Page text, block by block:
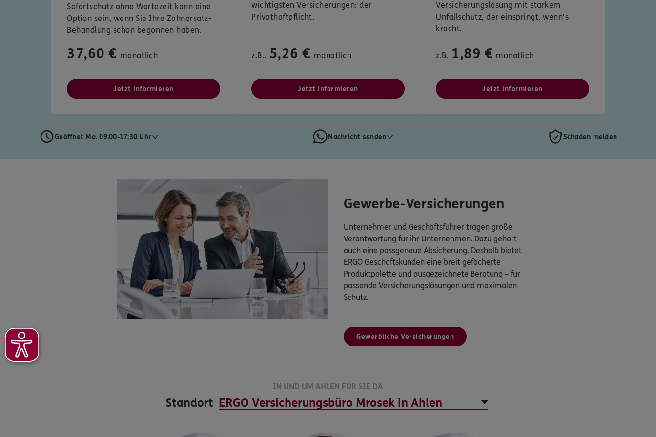
Sofortschutz ohne Wartezeit kann eine
Option sein, wenn Sie Ihre Zahnersatz-
Behandlung schon begonnen haben.
37,60 € monatlich
Jetzt informieren
wichtigsten Versicherungen: der
Privathaftpflicht.
z.B.. 5,26 € monatlich
Jetzt informieren
Versicherungslösung mit starkem
Unfallschutz, der einspringt, wenn's
kracht.
z.B. 1,89 € monatlich
Jetzt informieren
Geöffnet Mo. 09:00-17:30 Uhr Nachricht senden Schaden melden
Gewerbe-Versicherungen
Unternehmer und Geschäftsführer tragen große
Verantwortung für ihr Unternehmen. Dazu gehört
auch eine passgenaue Absicherung. Deshalb bietet
ERGO Geschäftskunden eine breit gefächerte
Produktpalette und ausgezeichnete Beratung – für
passende Versicherungslösungen und maximalen
Schutz.
Gewerbliche Versicherungen
IN UND UM AHLEN FÜR SIE DA
Standort